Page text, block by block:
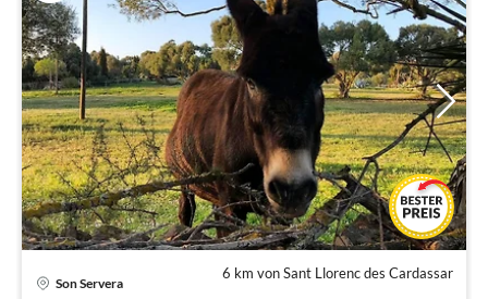
6 km von Sant Llorenc des Cardassar
Son Servera